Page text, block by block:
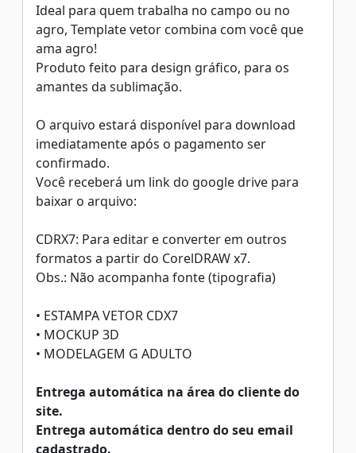
Ideal para quem trabalha no campo ou no
agro, Template vetor combina com você que
ama agro!
Produto feito para design gráfico, para os
amantes da sublimação.
O arquivo estará disponível para download
imediatamente após o pagamento ser
confirmado.
Você receberá um link do google drive para
baixar o arquivo:
CDRX7: Para editar e converter em outros
formatos a partir do CorelDRAW x7.
Obs.: Não acompanha fonte (tipografia)
• ESTAMPA VETOR CDX7
• MOCKUP 3D
• MODELAGEM G ADULTO
Entrega automática na área do cliente do
site.
Entrega automática dentro do seu email
cadastrado.